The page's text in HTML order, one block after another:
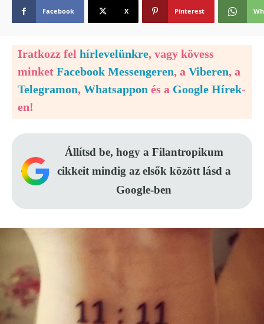
Facebook X Pinterest
Iratkozz fel hírlevelünkre, vagy kövess
minket Facebook Messengeren, a Viberen, a
Telegramon, Whatsappon és a Google Hírek-
en!
Állítsd be, hogy a Filantropikum
cikkeit mindig az elsők között lásd a
Google-ben